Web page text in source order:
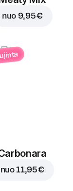
nuo 9,95 €
nuo11,95 €